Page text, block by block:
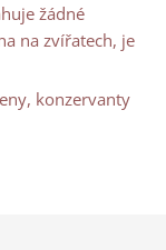
žádné
na zvířatech, je
konzervanty